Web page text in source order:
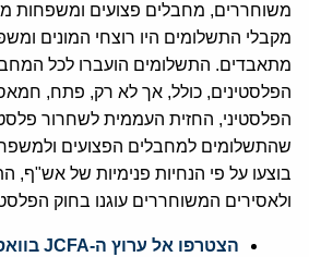
משוחררים, מחבלים פצועים ומשפחות
מקבלי התשלומים היו רוצחי המונים
מתאבדים. התשלומים הועברו לכל
הפלסטינים, כולל, אך לא רק, פתח,
הפלסטיני, החזית העממית לשחרור
שהתשלומים למחבלים הפצועים
בוצעו על פי הנחיות פנימיות של אש"ף,
ולאסירים המשוחררים עוגנו בחוק
הצטרפו אל ערוץ ה-JCFA בוואסטאפ